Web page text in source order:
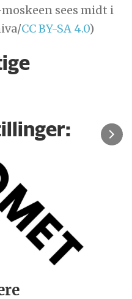
sees midt i
CC BY-SA 4.0)